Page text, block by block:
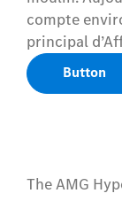
général - un
Button
The AMG